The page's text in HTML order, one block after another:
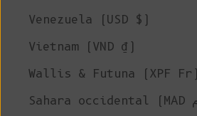
Venezuela (USD $)
Vietnam (VND ₫)
Wallis & Futuna (XPF Fr)